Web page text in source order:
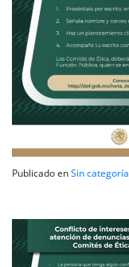
Publicado enSin categoría